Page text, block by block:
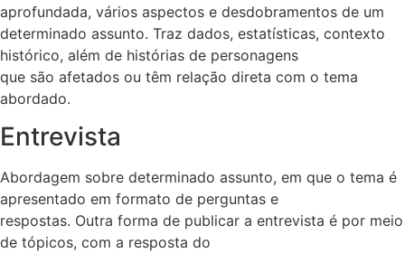
aprofundada, vários aspectos e desdobramentos de um
determinado assunto. Traz dados, estatísticas, contexto
histórico, além de histórias de personagens
que são afetados ou têm relação direta com o tema
abordado.
Entrevista
Abordagem sobre determinado assunto, em que o tema é
apresentado em formato de perguntas e
respostas. Outra forma de publicar a entrevista é por meio
de tópicos, com a resposta do